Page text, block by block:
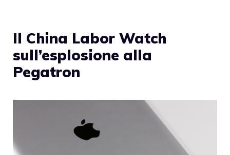
Il China Labor Watch
sull’esplosione alla
Pegatron